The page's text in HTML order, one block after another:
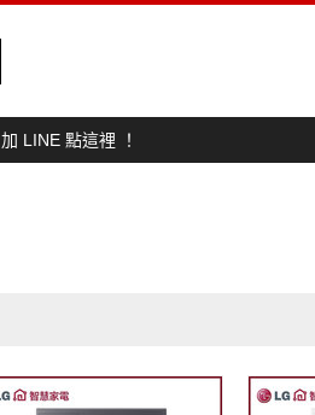
加 LINE 點這裡 ！